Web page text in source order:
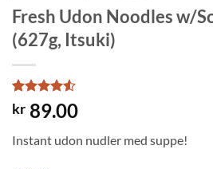
Fresh Udon Noodles w/
(627g, Itsuki)
Rated4.5
out of 5
2
customer
kr 89.00
Instant udon nudler med suppe!